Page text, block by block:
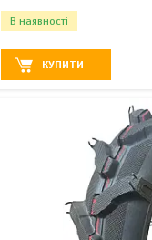
В наявності
КУПИТИ